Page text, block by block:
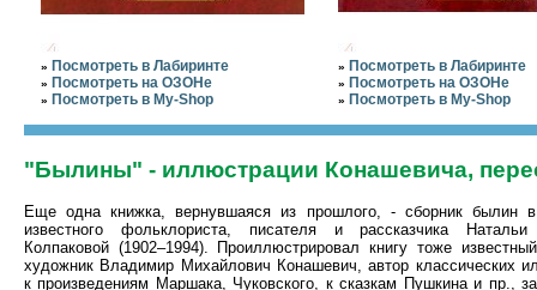
» Посмотреть в Лабиринте
» Посмотреть на ОЗОНе
» Посмотреть в My-Shop
» Посмотреть в Лабиринте
» Посмотреть на ОЗОНе
» Посмотреть в My-Shop
"Былины" - иллюстрации Конашевича,
Еще одна книжка, вернувшаяся из прошлого, - сборник былин в
известного фольклориста, писателя и рассказчика
Колпаковой (1902–1994). Проиллюстрировал книгу тоже
художник Владимир Михайлович Конашевич, автор классических
к произведениям Маршака, Чуковского, к сказкам Пушкина и пр.,